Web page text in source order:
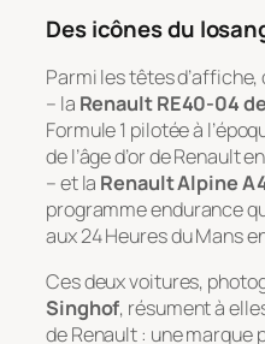
Des icônes du
Parmi les têtes
– la Renault RE40-04
Formule 1 pilotée à
de l’âge d’or de Renault
– et la Renault Alpine
programme endurance
aux 24 Heures du Mans
Ces deux voitures,
Singhof, résument à
de Renault : une marque